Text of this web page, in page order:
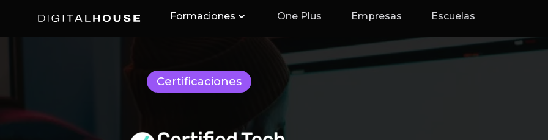
Digital House Formaciones One Plus Empresas Escuelas
Certificaciones